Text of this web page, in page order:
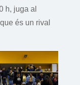
h, juga al
és un rival